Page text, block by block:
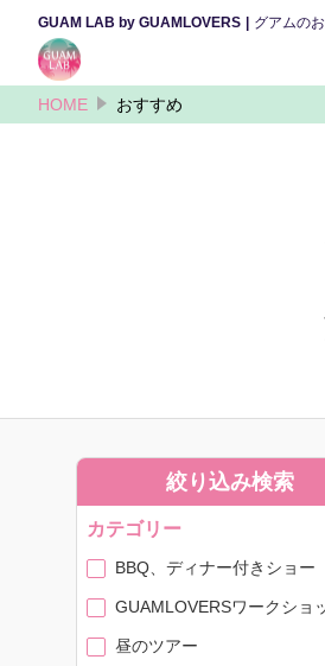
GUAM LAB by GUAMLOVERS グアムの
HOME おすすめ
絞り込み検索
カテゴリー
BBQ、ディナー付きショー
GUAMLOVERSワークショ
昼のツアー